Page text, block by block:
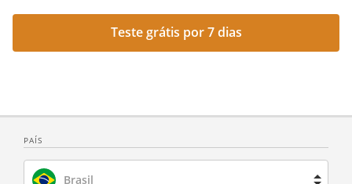
Teste grátis por 7 dias
PAÍS
Brasil